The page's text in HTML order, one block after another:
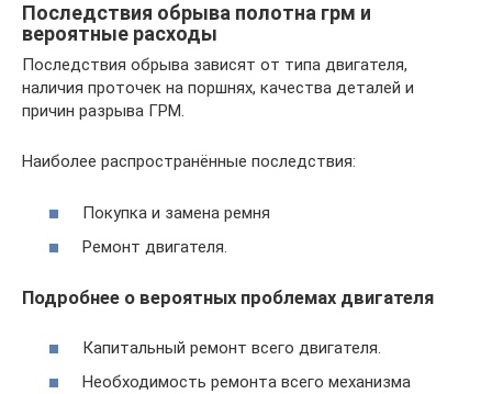
Последствия обрыва полотна грм и
вероятные расходы
Последствия обрыва зависят от типа двигателя,
наличия проточек на поршнях, качества деталей и
причин разрыва ГРМ.
Наиболее распространённые последствия:
Покупка и замена ремня
Ремонт двигателя.
Подробнее о вероятных проблемах двигателя
Капитальный ремонт всего двигателя.
Необходимость ремонта всего механизма